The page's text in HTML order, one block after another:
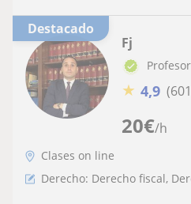
Destacado
20€/h
Fj
★ 4,9
Clases on line
Derecho: Derecho fiscal,